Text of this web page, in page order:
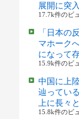
展開に突
17.7k件のビ
「日本の
マホーク
になって
15.9k件のビ
中国に上
辿ってい
上に長々
15.8k件のビ